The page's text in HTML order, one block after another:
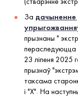
За
прызнаны "
пераследуюцца
23 ліпеня 2025
прызнаў
таксама
і "Х". На